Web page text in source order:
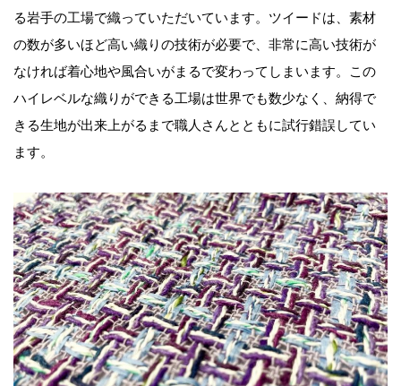
る岩手の工場で織っていただいています。ツイードは、素材
の数が多いほど高い織りの技術が必要で、非常に高い技術が
なければ着心地や風合いがまるで変わってしまいます。この
ハイレベルな織りができる工場は世界でも数少なく、納得で
きる生地が出来上がるまで職人さんとともに試行錯誤してい
ます。